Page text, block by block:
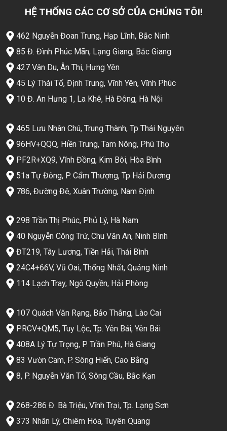
HỆ THỐNG CÁC CƠ SỞ CỦA CHÚNG TÔI!
462 Nguyễn Đoan Trung, Hạp Lĩnh, Bắc Ninh
85 Đ. Đình Phúc Mãn, Lạng Giang, Bắc Giang
427 Vân Du, Ân Thi, Hưng Yên
45 Lý Thái Tổ, Định Trung, Vĩnh Yên, Vĩnh Phúc
10 Đ. An Hưng 1, La Khê, Hà Đông, Hà Nội
465 Lưu Nhân Chú, Trung Thành, Tp Thái Nguyên
96HV+QQQ, Hiền Trung, Tam Nông, Phú Thọ
PF2R+XQ9, Vĩnh Đồng, Kim Bôi, Hòa Bình
51a Tự Đông, P. Cẩm Thượng, Tp Hải Dương
786, Đường Đê, Xuân Trường, Nam Định
298 Trần Thị Phúc, Phủ Lý, Hà Nam
40 Nguyễn Công Trứ, Chu Văn An, Ninh Bình
ĐT219, Tây Lương, Tiền Hải, Thái Bình
24C4+66V, Vũ Oai, Thống Nhất, Quảng Ninh
114 Lạch Tray, Ngô Quyền, Hải Phòng
107 Quách Văn Rạng, Bảo Thắng, Lào Cai
PRCV+QM5, Tuy Lộc, Tp. Yên Bái, Yên Bái
408A Lý Tự Trọng, P. Trần Phú, Hà Giang
83 Vườn Cam, P. Sông Hiến, Cao Bằng
8, P. Nguyễn Văn Tố, Sông Cầu, Bắc Kạn
268-286 Đ. Bà Triệu, Vĩnh Trại, Tp. Lạng Sơn
373 Nhân Lý, Chiêm Hóa, Tuyên Quang